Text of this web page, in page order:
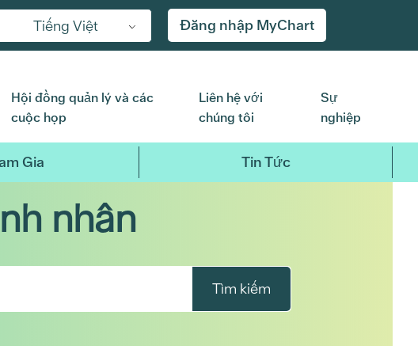
Tiếng Việt Đăng nhập MyChart
Hội đồng quản lý và các
cuộc họp
Liên hệ với
chúng tôi
Sự
nghiệp
Gia Tin Tức
nhân
Tìm kiếm